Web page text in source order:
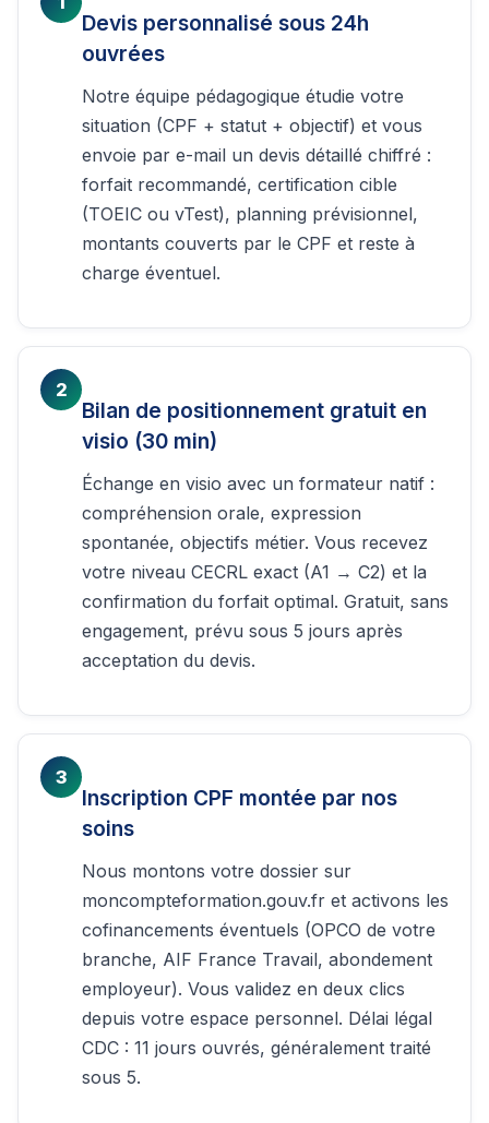
Devis personnalisé sous 24h
ouvrées
Notre équipe pédagogique étudie votre
situation (CPF + statut + objectif) et vous
envoie par e-mail un devis détaillé chiffré :
forfait recommandé, certification cible
(TOEIC ou vTest), planning prévisionnel,
montants couverts par le CPF et reste à
charge éventuel.
2
Bilan de positionnement gratuit en
visio (30 min)
Échange en visio avec un formateur natif :
compréhension orale, expression
spontanée, objectifs métier. Vous recevez
votre niveau CECRL exact (A1 → C2) et la
confirmation du forfait optimal. Gratuit, sans
engagement, prévu sous 5 jours après
acceptation du devis.
3
Inscription CPF montée par nos
soins
Nous montons votre dossier sur
moncompteformation.gouv.fr et activons les
cofinancements éventuels (OPCO de votre
branche, AIF France Travail, abondement
employeur). Vous validez en deux clics
depuis votre espace personnel. Délai légal
CDC : 11 jours ouvrés, généralement traité
sous 5.